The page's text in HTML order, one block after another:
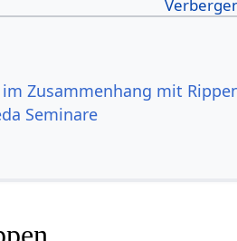
Seminare